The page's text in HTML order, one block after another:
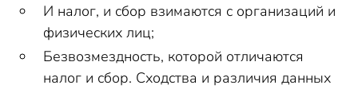
И налог, и сбор взимаются с организаций и
физических лиц;
Безвозмездность, которой отличаются
налог и сбор. Сходства и различия данных